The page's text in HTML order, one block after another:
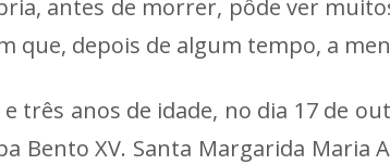
antes de morrer, pôde ver
que, depois de algum tempo, a
três anos de idade, no dia 17 de
Bento XV. Santa Margarida